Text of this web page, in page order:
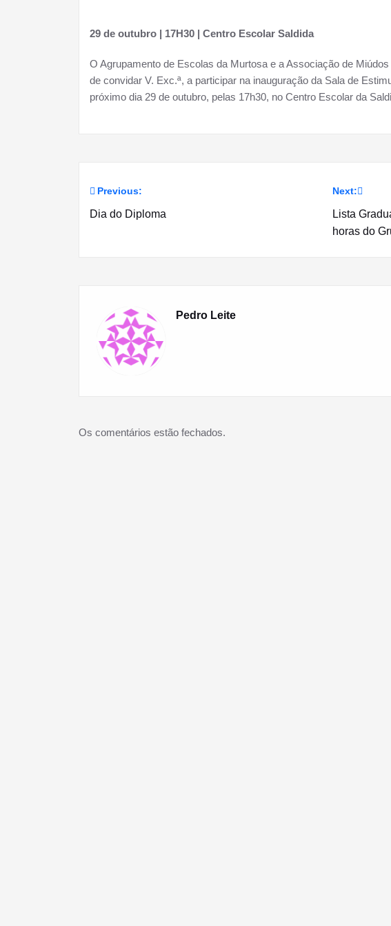
29 de outubro | 17H30 | Centro Escolar Saldida
O Agrupamento de Escolas da Murtosa e a Associação de
de convidar V. Exc.ª, a participar na inauguração da Sala de
próximo dia 29 de outubro, pelas 17h30, no Centro Escolar da
Navegação
Previous:
Dia do Diploma
Next:
Lista
horas do
Pedro Leite
Os comentários estão fechados.